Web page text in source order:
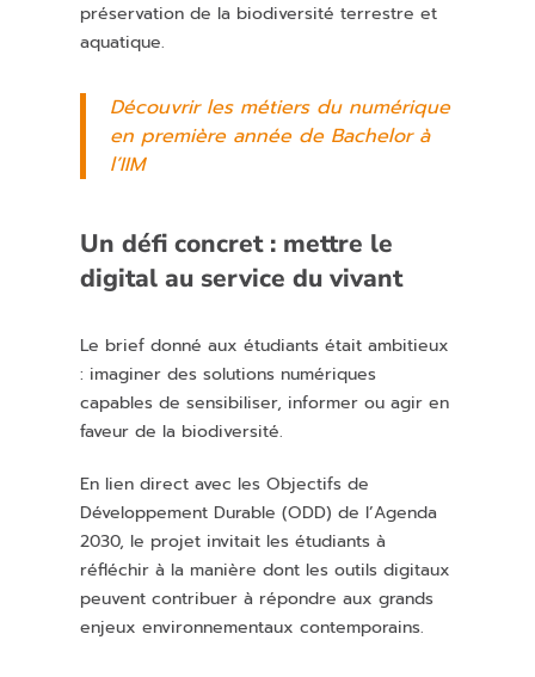
préservation de la biodiversité terrestre et
aquatique.
Découvrir les métiers du numérique
en première année de Bachelor à
l’IIM
Un défi concret : mettre le
digital au service du vivant
Le brief donné aux étudiants était ambitieux
: imaginer des solutions numériques
capables de sensibiliser, informer ou agir en
faveur de la biodiversité.
En lien direct avec les Objectifs de
Développement Durable (ODD) de l’Agenda
2030, le projet invitait les étudiants à
réfléchir à la manière dont les outils digitaux
peuvent contribuer à répondre aux grands
enjeux environnementaux contemporains.